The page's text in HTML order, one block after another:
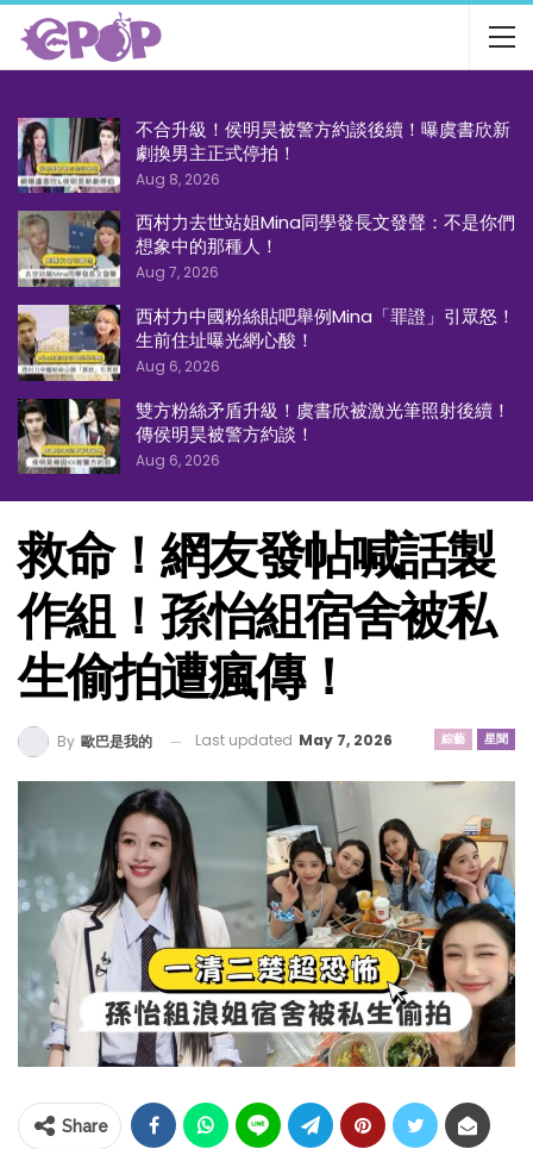
不合升級！侯明昊被警方約談後續！曝虞書欣新
劇換男主正式停拍！
Aug 8, 2026
西村力去世站姐Mina同學發長文發聲：不是你們
想象中的那種人！
Aug 7, 2026
西村力中國粉絲貼吧舉例Mina「罪證」引眾怒！
生前住址曝光網心酸！
Aug 6, 2026
雙方粉絲矛盾升級！虞書欣被激光筆照射後續！
傳侯明昊被警方約談！
Aug 6, 2026
救命！網友發帖喊話製
作組！孫怡組宿舍被私
生偷拍遭瘋傳！
綜藝 星聞
By 歐巴是我的 Last updated May 7, 2026
Share